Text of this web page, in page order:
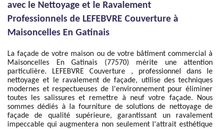
avec le Nettoyage et le Ravalement
Professionnels de LEFEBVRE Couverture à
Maisoncelles En Gatinais
La façade de votre maison ou de votre bâtiment commercial à
Maisoncelles En Gatinais (77570) mérite une attention
particulière. LEFEBVRE Couverture , professionnel dans le
nettoyage et le ravalement de façade, utilise des techniques
modernes et respectueuses de l'environnement pour éliminer
toutes les salissures et remettre à neuf votre façade. Nous
sommes dédiés à la fourniture de solutions de nettoyage de
façade de qualité supérieure, garantissant un ravalement
impeccable qui augmentera non seulement l'attrait esthétique